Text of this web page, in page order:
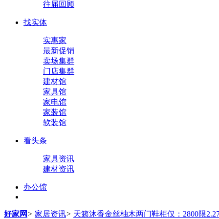
往届回顾
找实体
实惠家
最新促销
卖场集群
门店集群
建材馆
家具馆
家电馆
家装馆
软装馆
看头条
家具资讯
建材资讯
办公馆
好家网> 家居资讯> 天籁沐香金丝柚木两门鞋柜仅：2800限